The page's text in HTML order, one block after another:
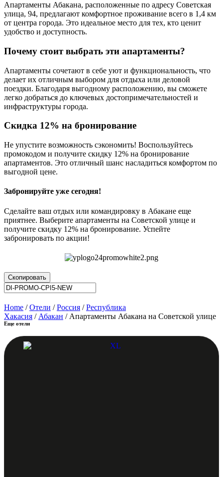
Апартаменты Абакана, расположенные по адресу Советская
улица, 94, предлагают комфортное проживание всего в 1,4 км
от центра города. Это идеальное место для тех, кто ценит
удобство и доступность.
Почему стоит выбрать эти апартаменты?
Апартаменты сочетают в себе уют и функциональность, что
делает их отличным выбором для отдыха или деловой
поездки. Благодаря выгодному расположению, вы сможете
легко добраться до ключевых достопримечательностей и
инфраструктуры города.
Скидка 12% на бронирование
Не упустите возможность сэкономить! Воспользуйтесь
промокодом и получите скидку 12% на бронирование
апартаментов. Это отличный шанс насладиться комфортом по
выгодной цене.
Забронируйте уже сегодня!
Сделайте ваш отдых или командировку в Абакане еще
приятнее. Выберите апартаменты на Советской улице и
получите скидку 12% на бронирование. Успейте
забронировать по акции!
Скопировать
Home /Отели /Россия /Республика
Хакасия / Абакан / Апартаменты Абакана на Советской улице
Еще отели